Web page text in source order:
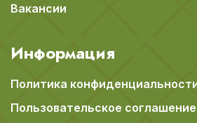
Вакансии
Информация
Политика
Пользовательское соглашение